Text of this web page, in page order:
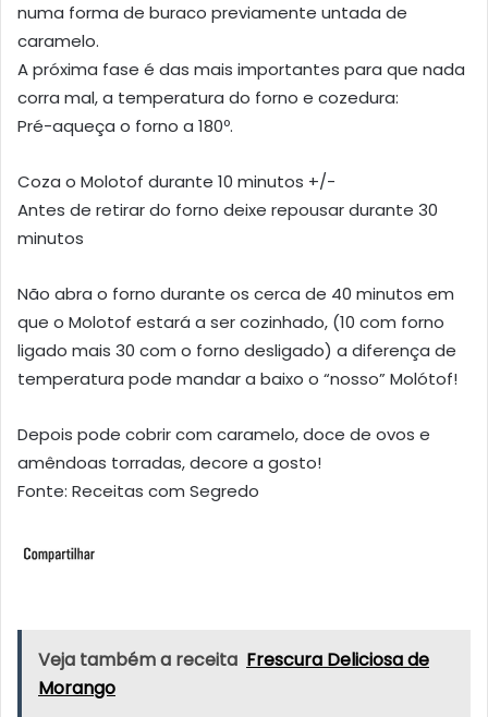
numa forma de buraco previamente untada de
caramelo.
A próxima fase é das mais importantes para que nada
corra mal, a temperatura do forno e cozedura:
Pré-aqueça o forno a 180º.
Coza o Molotof durante 10 minutos +/-
Antes de retirar do forno deixe repousar durante 30
minutos
Não abra o forno durante os cerca de 40 minutos em
que o Molotof estará a ser cozinhado, (10 com forno
ligado mais 30 com o forno desligado) a diferença de
temperatura pode mandar a baixo o “nosso” Molótof!
Depois pode cobrir com caramelo, doce de ovos e
amêndoas torradas, decore a gosto!
Fonte: Receitas com Segredo
Veja também a receita Frescura Deliciosa de
Morango